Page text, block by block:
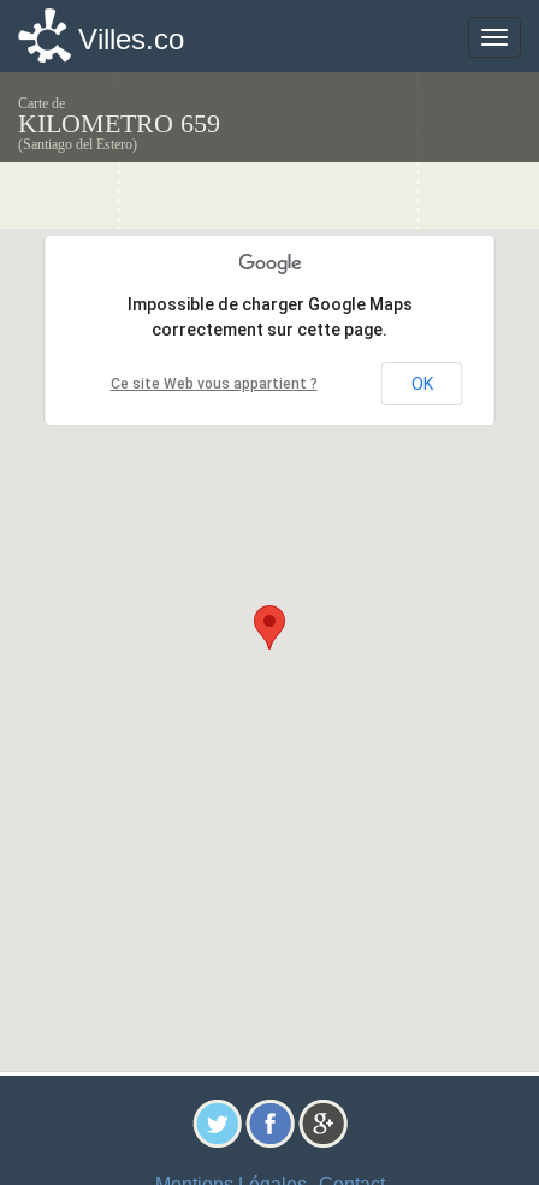
Toggle
Villes.co
Carte de
KILOMETRO 659
(Santiago del Estero)
Impossible de charger Google Maps
correctement sur cette page.
Ce site Web vous appartient ? OK
Impossible de charger Google Maps
correctement sur cette page.
Ce site Web vous appartient ? OK
Toggle
Villes.co